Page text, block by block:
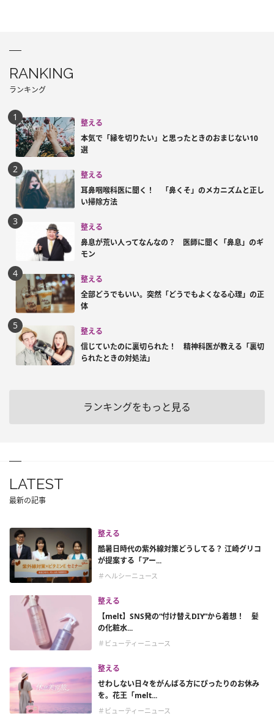
RANKING
ランキング
整える
本気で「縁を切りたい」と思ったときのおまじない10
選
整える
耳鼻咽喉科医に聞く！ 「鼻くそ」のメカニズムと正し
い掃除方法
整える
鼻息が荒い人ってなんなの？ 医師に聞く「鼻息」のギ
モン
整える
全部どうでもいい。突然「どうでもよくなる心理」の正
体
整える
信じていたのに裏切られた！ 精神科医が教える「裏切
られたときの対処法」
ランキングをもっと見る
LATEST
最新の記事
整える
酷暑日時代の紫外線対策どうしてる？ 江崎グリコ
が提案する「アー...
＃ヘルシーニュース
整える
【melt】SNS発の“付け替えDIY”から着想！ 髪
の化粧水...
＃ビューティーニュース
整える
せわしない日々をがんばる方にぴったりのお休み
を。花王「melt...
＃ビューティーニュース